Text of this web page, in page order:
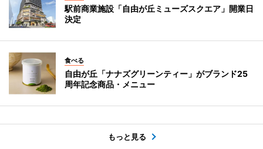
駅前商業施設「自由が丘ミューズスクエア」開業日
決定
食べる
自由が丘「ナナズグリーンティー」がブランド25
周年記念商品・メニュー
もっと見る